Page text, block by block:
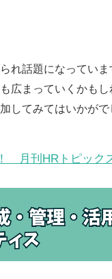
れ話題になってい
広まっていくかも
してみてはいかがで
月刊HRトピック